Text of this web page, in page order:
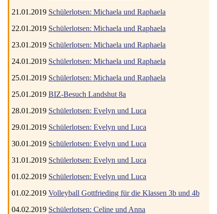
21.01.2019 Schülerlotsen: Michaela und Raphaela
22.01.2019 Schülerlotsen: Michaela und Raphaela
23.01.2019 Schülerlotsen: Michaela und Raphaela
24.01.2019 Schülerlotsen: Michaela und Raphaela
25.01.2019 Schülerlotsen: Michaela und Raphaela
25.01.2019 BIZ-Besuch Landshut 8a
28.01.2019 Schülerlotsen: Evelyn und Luca
29.01.2019 Schülerlotsen: Evelyn und Luca
30.01.2019 Schülerlotsen: Evelyn und Luca
31.01.2019 Schülerlotsen: Evelyn und Luca
01.02.2019 Schülerlotsen: Evelyn und Luca
01.02.2019 Volleyball Gottfrieding für die Klassen 3b und 4b
04.02.2019 Schülerlotsen: Celine und Anna